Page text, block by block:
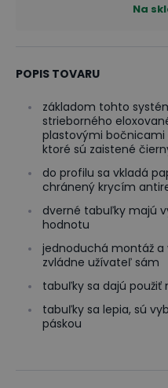
Na
POPIS TOVARU
základom tohto
strieborného
plastovými bočnicami
ktoré sú zaistené
do profilu sa vkladá
chránený krycím
dverné tabuľky majú
hodnotu
jednoduchá montáž
zvládne užívateľ sám
tabuľky sa dajú použiť
tabuľky sa lepia, sú
páskou